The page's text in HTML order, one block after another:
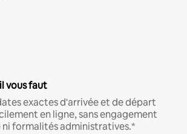
vous faut
exactes d'arrivée et de départ
en ligne, sans engagement
formalités administratives.*